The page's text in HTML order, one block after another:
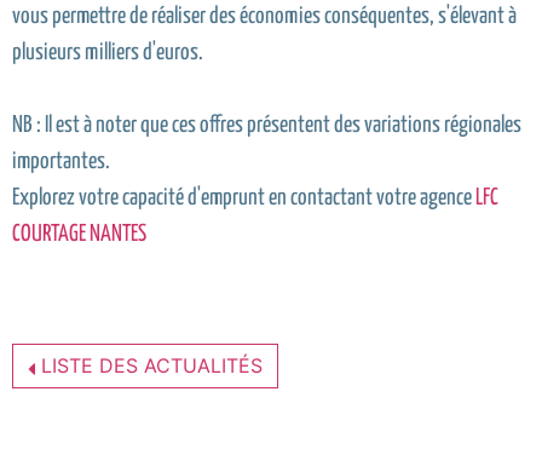
vous permettre de réaliser des économies conséquentes, s'élevant à
plusieurs milliers d'euros.
NB : Il est à noter que ces offres présentent des variations régionales
importantes.
Explorez votre capacité d'emprunt en contactant votre agence LFC
COURTAGE NANTES
LISTE DES ACTUALITÉS